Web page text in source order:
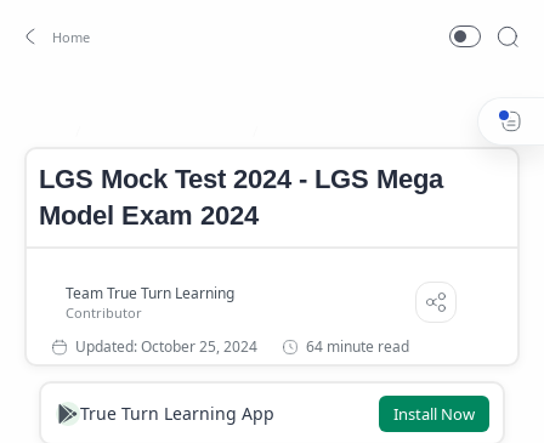
LGS Mock Test 2024 - LGS Mega
Model Exam 2024
64 minute read
True Turn Learning App Install Now